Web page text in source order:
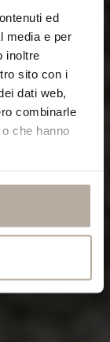
ed
media e per
inoltre
sito con i
dati web,
combinarle
che hanno